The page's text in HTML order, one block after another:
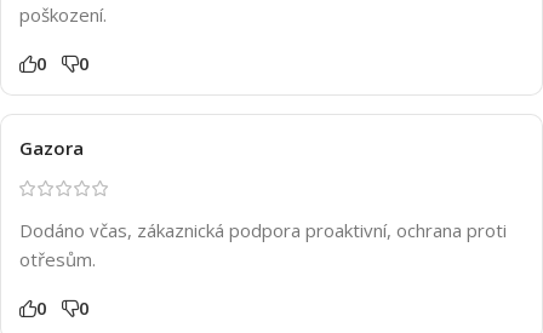
poškození.
0 0
Gazora
Dodáno včas, zákaznická podpora proaktivní, ochrana proti
otřesům.
0 0